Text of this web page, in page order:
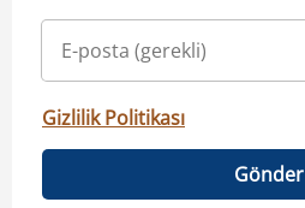
Gizlilik Politikası
Gönder